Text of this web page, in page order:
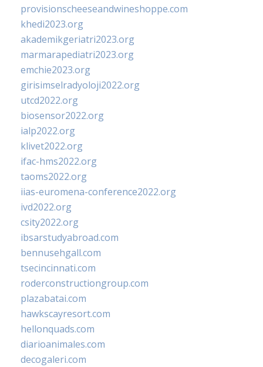
provisionscheeseandwineshoppe.com
khedi2023.org
akademikgeriatri2023.org
marmarapediatri2023.org
emchie2023.org
girisimselradyoloji2022.org
utcd2022.org
biosensor2022.org
ialp2022.org
klivet2022.org
ifac-hms2022.org
taoms2022.org
iias-euromena-conference2022.org
ivd2022.org
csity2022.org
ibsarstudyabroad.com
bennusehgall.com
tsecincinnati.com
roderconstructiongroup.com
plazabatai.com
hawkscayresort.com
hellonquads.com
diarioanimales.com
decogaleri.com